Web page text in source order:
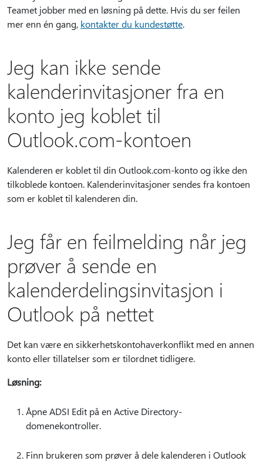
Teamet jobber med en løsning på dette. Hvis du ser feilen
mer enn én gang, kontakter du kundestøtte.
Jeg kan ikke sende
kalenderinvitasjoner fra en
konto jeg koblet til
Outlook.com-kontoen
Kalenderen er koblet til din Outlook.com-konto og ikke den
tilkoblede kontoen. Kalenderinvitasjoner sendes fra kontoen
som er koblet til kalenderen din.
Jeg får en feilmelding når jeg
prøver å sende en
kalenderdelingsinvitasjon i
Outlook på nettet
Det kan være en sikkerhetskontohaverkonflikt med en annen
konto eller tillatelser som er tilordnet tidligere.
Løsning:
Åpne ADSI Edit på en Active Directory-
domenekontroller.
Finn brukeren som prøver å dele kalenderen i Outlook